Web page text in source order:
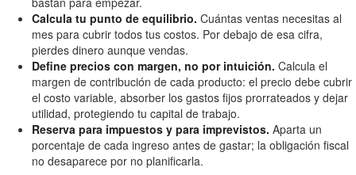
Calcula tu punto de equilibrio. Cuántas ventas necesitas al
mes para cubrir todos tus costos. Por debajo de esa cifra,
pierdes dinero aunque vendas.
Define precios con margen, no por intuición. Calcula el
margen de contribución de cada producto: el precio debe cubrir
el costo variable, absorber los gastos fijos prorrateados y dejar
utilidad, protegiendo tu capital de trabajo.
Reserva para impuestos y para imprevistos. Aparta un
porcentaje de cada ingreso antes de gastar; la obligación fiscal
no desaparece por no planificarla.